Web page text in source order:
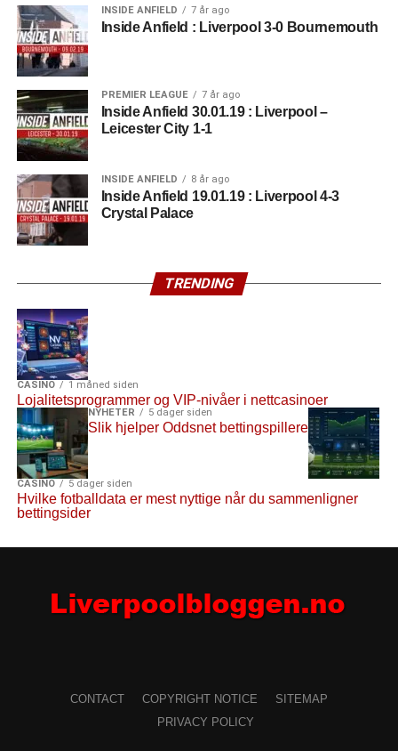
INSIDE ANFIELD 7 år ago
Inside Anfield : Liverpool 3-0 Bournemouth
PREMIER LEAGUE 7 år ago
Inside Anfield 30.01.19 : Liverpool –
Leicester City 1-1
INSIDE ANFIELD 8 år ago
Inside Anfield 19.01.19 : Liverpool 4-3
Crystal Palace
TRENDING
CASINO 1 måned siden
Lojalitetsprogrammer og VIP-nivåer i nettcasinoer
NYHETER 5 dager siden
Slik hjelper Oddsnet bettingspillere
CASINO 5 dager siden
Hvilke fotballdata er mest nyttige når du sammenligner
bettingsider
CONTACT COPYRIGHT NOTICE
SITEMAP
PRIVACY POLICY